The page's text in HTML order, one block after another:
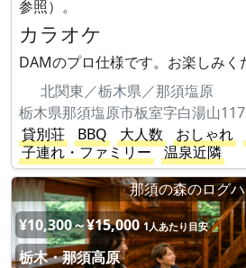
参照）。
カラオケ
DAMのプロ仕様です。お楽しみく
北関東／栃木県／那須塩原
栃木県那須塩原市板室字白湯山
貸別荘
BBQ 大人数 おしゃれ
子連れ・ファミリー
温泉近隣
那須の森のログ
¥10,300～¥15,000 1人あたり目安
栃木・那須高原